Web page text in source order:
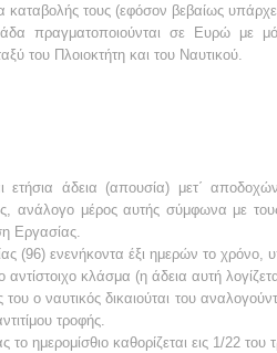
καταβολής τους (εφόσον βεβαίως
πραγματοποιούνται σε Ευρώ με
του Πλοιοκτήτη και του Ναυτικού.
ετήσια άδεια (απουσία) μετ΄
ανάλογο μέρος αυτής σύμφωνα με
Εργασίας.
(96) ενενήκοντα έξι ημερών το
αντίστοιχο κλάσμα (η άδεια αυτή
του ο ναυτικός δικαιούται του
τροφής.
το ημερομίσθιο καθορίζεται εις 1/22 του